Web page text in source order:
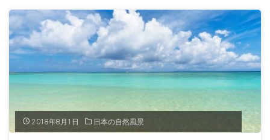
見
田
浜
西
2018年8月1日 日本の自然風景